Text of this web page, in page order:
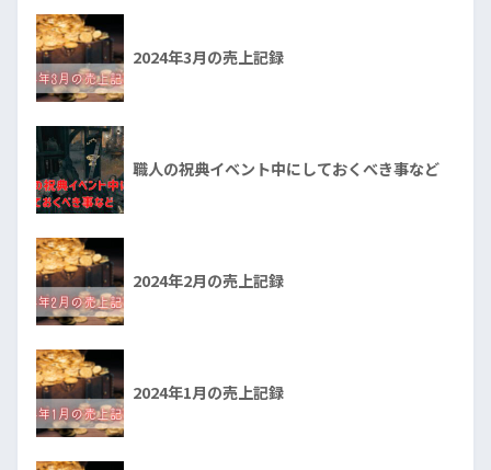
2024年3月の売上記録
職人の祝典イベント中にしておくべき事など
2024年2月の売上記録
2024年1月の売上記録